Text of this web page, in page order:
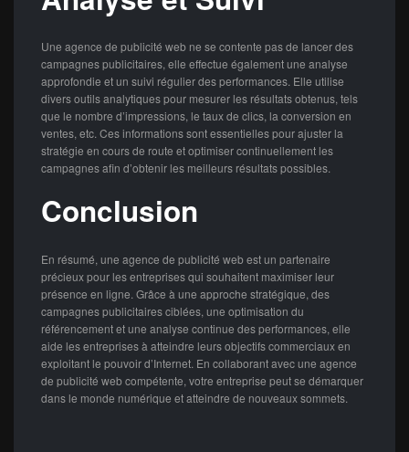
Une agence de publicité web ne se contente pas de lancer des
campagnes publicitaires, elle effectue également une analyse
approfondie et un suivi régulier des performances. Elle utilise
divers outils analytiques pour mesurer les résultats obtenus, tels
que le nombre d’impressions, le taux de clics, la conversion en
ventes, etc. Ces informations sont essentielles pour ajuster la
stratégie en cours de route et optimiser continuellement les
campagnes afin d’obtenir les meilleurs résultats possibles.
Conclusion
En résumé, une agence de publicité web est un partenaire
précieux pour les entreprises qui souhaitent maximiser leur
présence en ligne. Grâce à une approche stratégique, des
campagnes publicitaires ciblées, une optimisation du
référencement et une analyse continue des performances, elle
aide les entreprises à atteindre leurs objectifs commerciaux en
exploitant le pouvoir d’Internet. En collaborant avec une agence
de publicité web compétente, votre entreprise peut se démarquer
dans le monde numérique et atteindre de nouveaux sommets.